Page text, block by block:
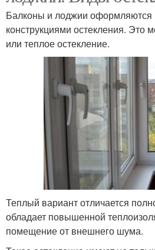
Балконы и лоджии оформляются
конструкциями остекления. Это
или теплое остекление.
Теплый вариант отличается
обладает повышенной
помещение от внешнего шума.